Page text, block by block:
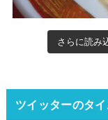
さらに読み
ツイッターのタ